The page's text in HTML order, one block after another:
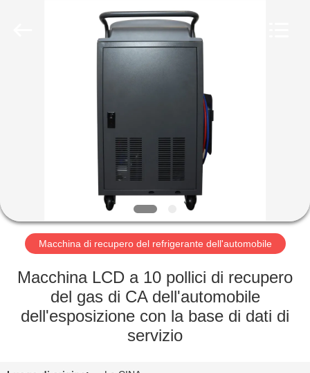
PRODOTTI
GIRO
DELLA
FABBRICA
CONTROLLO
Macchina di recupero del refrigerante dell'automobile
Macchina LCD a 10 pollici di recupero
del gas di CA dell'automobile
dell'esposizione con la base di dati di
servizio